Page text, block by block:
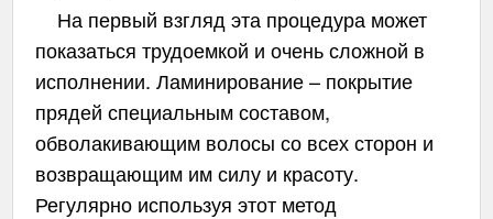
На первый взгляд эта процедура может
показаться трудоемкой и очень сложной в
исполнении. Ламинирование – покрытие
прядей специальным составом,
обволакивающим волосы со всех сторон и
возвращающим им силу и красоту.
Регулярно используя этот метод